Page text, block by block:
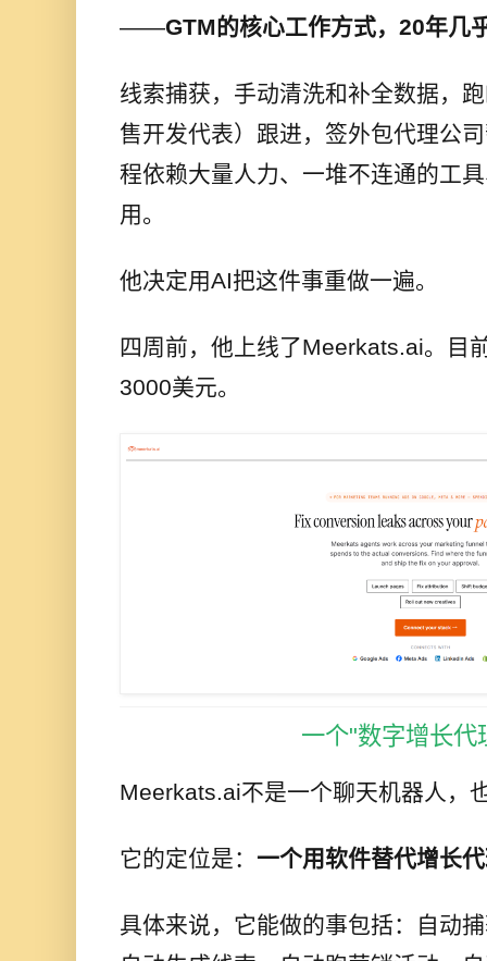
——GTM的核心工作方式，20年几
线索捕获，手动清洗和补全数据，
售开发代表）跟进，签外包代理公
程依赖大量人力、一堆不连通的工
用。
他决定用AI把这件事重做一遍。
四周前，他上线了Meerkats.ai。目
3000美元。
一个"数字增长代
Meerkats.ai不是一个聊天机器人，
它的定位是： 一个用软件替代增长
具体来说，它能做的事包括：自动